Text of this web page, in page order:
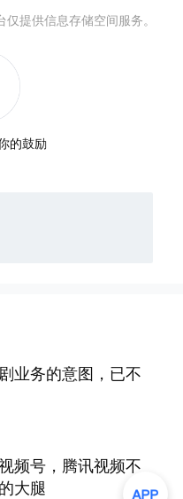
提供信息存储空间服务。
的鼓励
业务的意图，已不
频号，腾讯视频不
大腿